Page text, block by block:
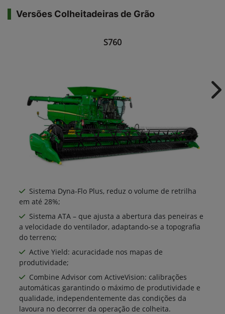
Versões Colheitadeiras de Grão
S760
Sistema Dyna-Flo Plus, reduz o volume de retrilha
em até 28%;
Sistema ATA – que ajusta a abertura das peneiras e
a velocidade do ventilador, adaptando-se a topografia
do terreno;
Active Yield: acuracidade nos mapas de
produtividade;
Combine Advisor com ActiveVision: calibrações
automáticas garantindo o máximo de produtividade e
qualidade, independentemente das condições da
lavoura no decorrer da operação de colheita.